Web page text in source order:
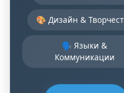
🎨 Дизайн &
🗣️ Языки &
Коммуникации